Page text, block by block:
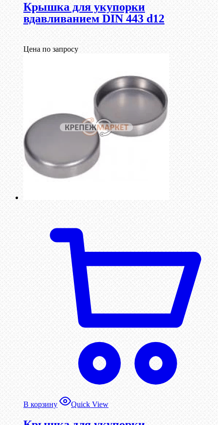
Крышка для укупорки
вдавливанием DIN 443 d12
Цена по запросу
В корзину Quick View